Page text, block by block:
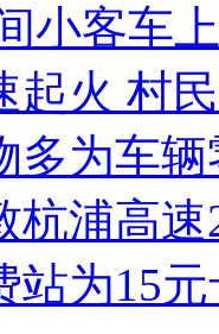
拳打脚踢
小客车
起火 村
多为车
杭浦高速
站为15